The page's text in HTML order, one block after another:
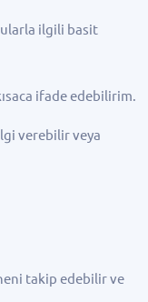
ilgili basit
ifade edebilirim.
verebilir veya
takip edebilir ve